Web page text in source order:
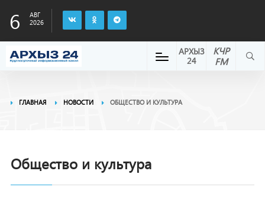
6
АВГ
2026
КЧР
FM
АРХЫЗ
24
ГЛАВНАЯ НОВОСТИ ОБЩЕСТВО И КУЛЬТУРА
Общество и культура